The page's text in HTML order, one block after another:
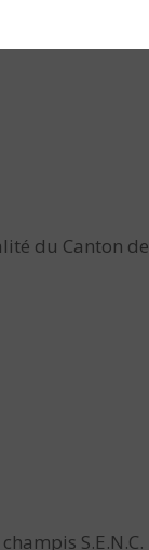
du Canton
S.E.N.C.